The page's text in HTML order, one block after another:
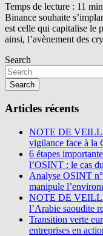
Temps de lecture : 11
Binance souhaite
est celle qui capitalise le
ainsi, l’avènement des
Search
Search
Articles récents
NOTE DE
vigilance face à la
6 étapes
l’OSINT : le cas
Analyse OSINT
manipule
NOTE DE
l’Arabie saoudite
Transition verte
entreprises en